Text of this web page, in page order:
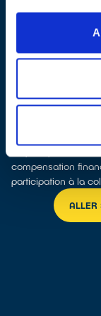
Depuis 2011,
d’Emmaüs par le
convention «
été signée afin de
Enfin,ecosystem
tonnages
compensation
participation à la
ALLER